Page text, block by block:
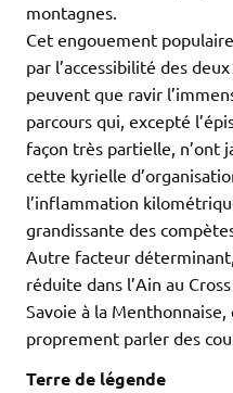
montagnes.
Cet engouement
par l’accessibilité des
peuvent que ravir
parcours qui, excepté
façon très partielle, n’ont
cette kyrielle
l’inflammation
grandissante des
Autre facteur
réduite dans l’Ain au
Savoie à la
proprement parler des
Terre de légende